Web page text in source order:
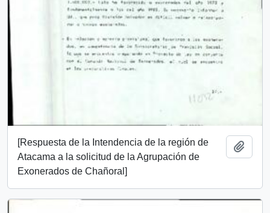
[Respuesta de la Intendencia de la región de
Atacama a la solicitud de la Agrupación de
Exonerados de Chañoral]